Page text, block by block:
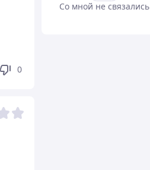
0
Со мной не связались